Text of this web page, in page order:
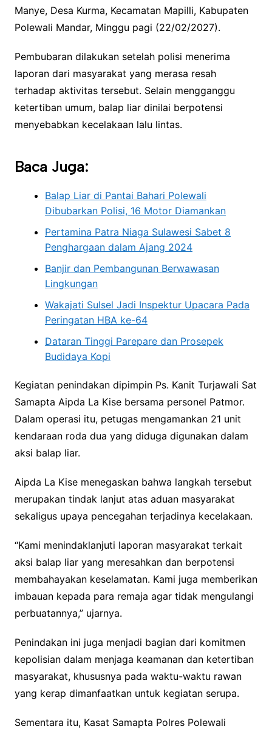
Manye, Desa Kurma, Kecamatan Mapilli, Kabupaten
Polewali Mandar, Minggu pagi (22/02/2027).
Pembubaran dilakukan setelah polisi menerima
laporan dari masyarakat yang merasa resah
terhadap aktivitas tersebut. Selain mengganggu
ketertiban umum, balap liar dinilai berpotensi
menyebabkan kecelakaan lalu lintas.
Baca Juga:
Balap Liar di Pantai Bahari Polewali
Dibubarkan Polisi, 16 Motor Diamankan
Pertamina Patra Niaga Sulawesi Sabet 8
Penghargaan dalam Ajang 2024
Banjir dan Pembangunan Berwawasan
Lingkungan
Wakajati Sulsel Jadi Inspektur Upacara Pada
Peringatan HBA ke-64
Dataran Tinggi Parepare dan Prosepek
Budidaya Kopi
Kegiatan penindakan dipimpin Ps. Kanit Turjawali Sat
Samapta Aipda La Kise bersama personel Patmor.
Dalam operasi itu, petugas mengamankan 21 unit
kendaraan roda dua yang diduga digunakan dalam
aksi balap liar.
Aipda La Kise menegaskan bahwa langkah tersebut
merupakan tindak lanjut atas aduan masyarakat
sekaligus upaya pencegahan terjadinya kecelakaan.
“Kami menindaklanjuti laporan masyarakat terkait
aksi balap liar yang meresahkan dan berpotensi
membahayakan keselamatan. Kami juga memberikan
imbauan kepada para remaja agar tidak mengulangi
perbuatannya,” ujarnya.
Penindakan ini juga menjadi bagian dari komitmen
kepolisian dalam menjaga keamanan dan ketertiban
masyarakat, khususnya pada waktu-waktu rawan
yang kerap dimanfaatkan untuk kegiatan serupa.
Sementara itu, Kasat Samapta Polres Polewali